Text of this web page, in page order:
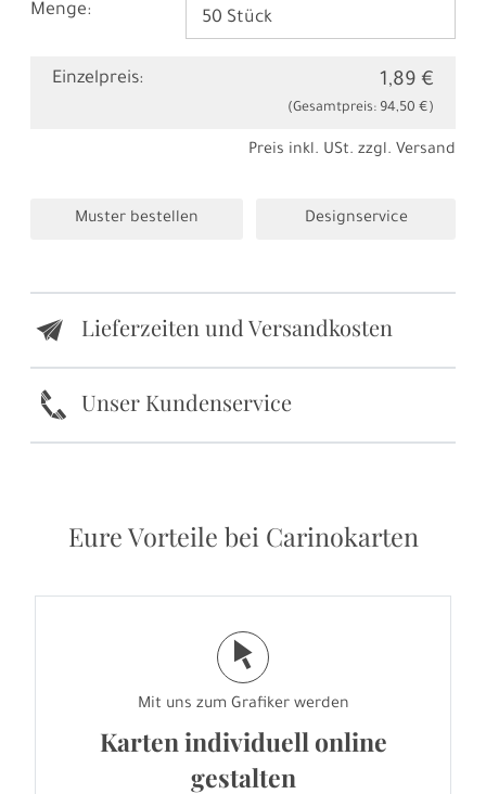
Menge:
Einzelpreis: 1,89 €
(Gesamtpreis: 94,50 €)
Preis inkl. USt. zzgl. Versand
Muster bestellen Designservice
e Lieferzeiten und Versandkosten
k Unser Kundenservice
Eure Vorteile bei Carinokarten
j
Mit uns zum Grafiker werden
Karten individuell online
gestalten